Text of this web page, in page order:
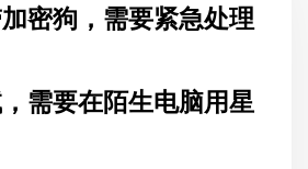
密狗，需要紧急处理
需要在陌生电脑用星